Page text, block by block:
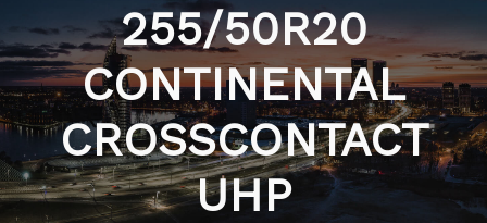
255/50R20
CONTINENTAL
CROSSCONTACT
UHP